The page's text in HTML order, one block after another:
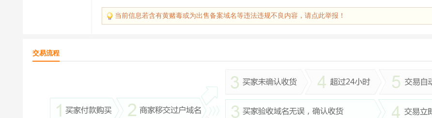
当前信息若含有黄赌毒或为出售备案域名等违法违规不良内容，请点此举报！
交易流程